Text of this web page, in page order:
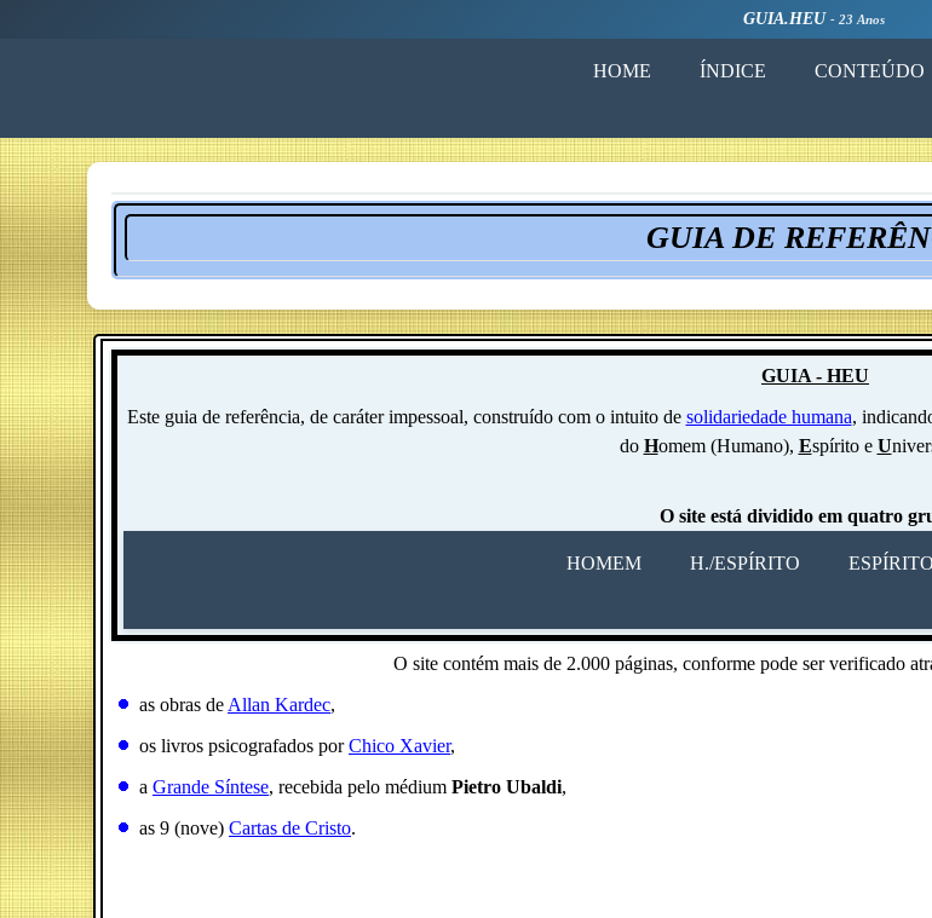
GUIA.HEU - 23 Anos
HOME ÍNDICE CONTEÚDO
GUIA DE
GUIA - HEU
Este guia de referência, de caráter impessoal, construído com o intuito de solidariedade humana,
do Homem (Humano), Espírito e U
O site está dividido em quatro
HOMEM H./ESPÍRITO ESPÍRITO
O site contém mais de 2.000 páginas, conforme pode ser verificado
as obras de Allan Kardec,
os livros psicografados porChico Xavier,
a Grande Síntese, recebida pelo médium Pietro Ubaldi,
as 9 (nove) Cartas de Cristo.